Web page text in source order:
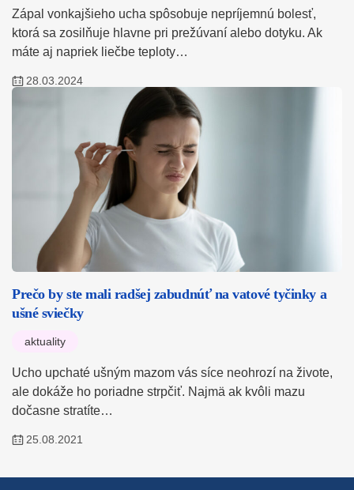
Zápal vonkajšieho ucha spôsobuje nepríjemnú bolesť,
ktorá sa zosilňuje hlavne pri prežúvaní alebo dotyku. Ak
máte aj napriek liečbe teploty…
28.03.2024
Prečo by ste mali radšej zabudnúť na vatové tyčinky a
ušné sviečky
aktuality
Ucho upchaté ušným mazom vás síce neohrozí na živote,
ale dokáže ho poriadne strpčiť. Najmä ak kvôli mazu
dočasne stratíte…
25.08.2021